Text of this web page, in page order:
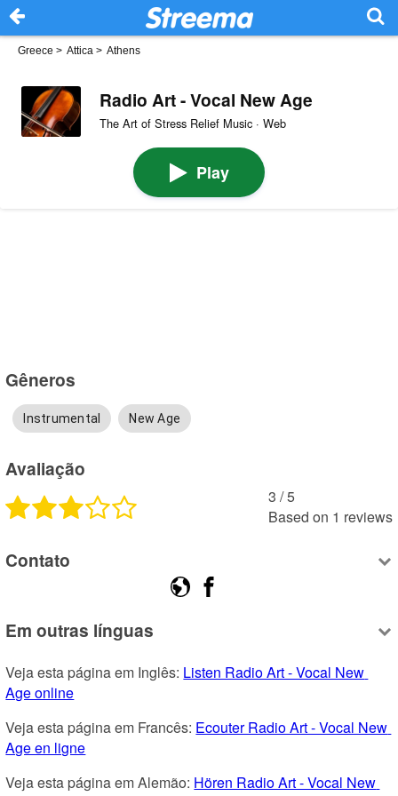
Greece > Attica > Athens
Radio Art - Vocal New Age
The Art of Stress Relief Music · Web
Play
Gêneros
Instrumental New Age
Avaliação
3 /5
Based on 1 reviews
Contato
Em outras línguas
Veja esta página em Inglês: Listen Radio Art - Vocal New
Age online
Veja esta página em Francês: Ecouter Radio Art - Vocal New
Age en ligne
Veja esta página em Alemão: Hören Radio Art - Vocal New